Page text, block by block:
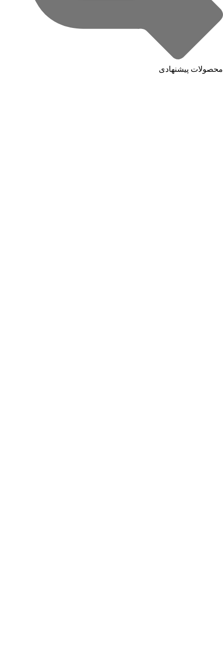
محصولات پیشنهادی